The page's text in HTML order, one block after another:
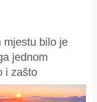
mjestu bilo je
jednom
i zašto